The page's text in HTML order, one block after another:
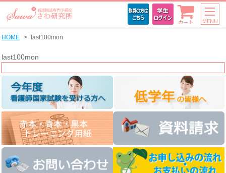
カート MENU
HOME last100mon
last100mon